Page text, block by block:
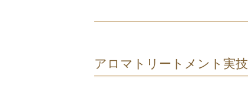
アロマトリートメント実